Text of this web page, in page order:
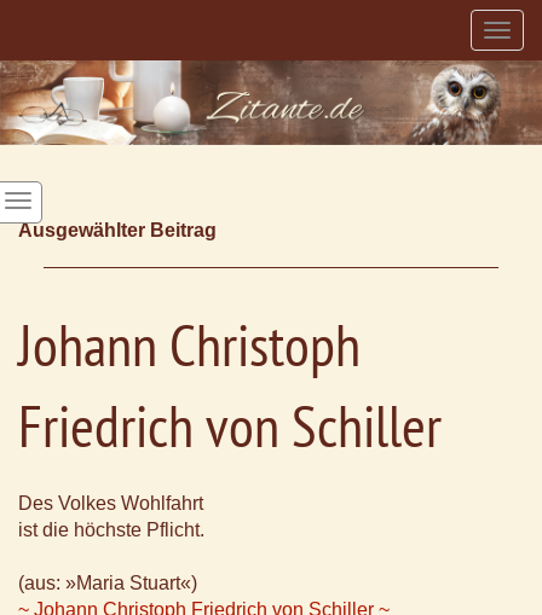
Ausgewählter Beitrag
Johann Christoph
Friedrich von Schiller
Des Volkes Wohlfahrt
ist die höchste Pflicht.
(aus: »Maria Stuart«)
~ Johann Christoph Friedrich von Schiller ~